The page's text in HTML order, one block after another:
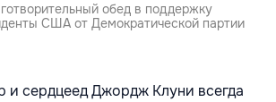
обед в поддержку
США от Демократической партии
и сердцеед Джордж Клуни всегда